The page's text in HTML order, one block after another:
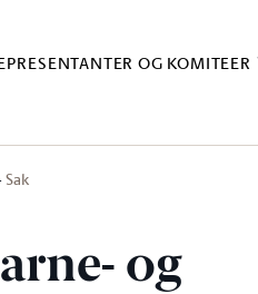
OG KOMITEER
Sak
og